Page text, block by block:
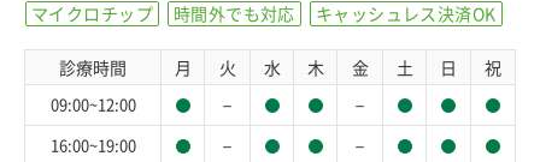
マイクロチップ
時間外でも対応 キャッシュレス決済OK
診療時間 月 火 水 木 金 土 日 祝
09:00~12:00 － －
16:00~19:00 － －